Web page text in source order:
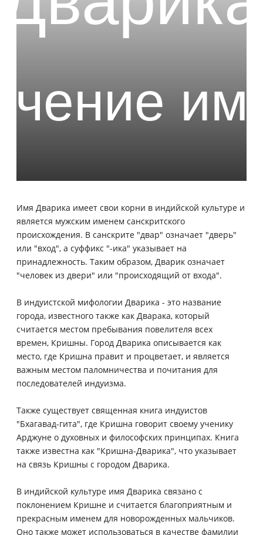
Имя Дварика имеет свои корни в индийской культуре и
является мужским именем санскритского
происхождения. В санскрите "двар" означает "дверь"
или "вход", а суффикс "-ика" указывает на
принадлежность. Таким образом, Дварик означает
"человек из двери" или "происходящий от входа".
В индуистской мифологии Дварика - это название
города, известного также как Дварака, который
считается местом пребывания повелителя всех
времен, Кришны. Город Дварика описывается как
место, где Кришна правит и процветает, и является
важным местом паломничества и почитания для
последователей индуизма.
Также существует священная книга индуистов
"Бхагавад-гита", где Кришна говорит своему ученику
Арджуне о духовных и философских принципах. Книга
также известна как "Кришна-Дварика", что указывает
на связь Кришны с городом Дварика.
В индийской культуре имя Дварика связано с
поклонением Кришне и считается благоприятным и
прекрасным именем для новорожденных мальчиков.
Оно также может использоваться в качестве фамилии